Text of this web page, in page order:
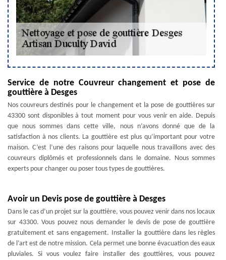
Service de notre Couvreur changement et pose de
gouttière à Desges
Nos couvreurs destinés pour le changement et la pose de gouttières sur
43300 sont disponibles à tout moment pour vous venir en aide. Depuis
que nous sommes dans cette ville, nous n’avons donné que de la
satisfaction à nos clients. La gouttière est plus qu’important pour votre
maison. C’est l’une des raisons pour laquelle nous travaillons avec des
couvreurs diplômés et professionnels dans le domaine. Nous sommes
experts pour changer ou poser tous types de gouttières.
Avoir un Devis pose de gouttière à Desges
Dans le cas d’un projet sur la gouttière, vous pouvez venir dans nos locaux
sur 43300. Vous pouvez nous demander le devis de pose de gouttière
gratuitement et sans engagement. Installer la gouttière dans les règles
de l’art est de notre mission. Cela permet une bonne évacuation des eaux
pluviales. Si vous voulez faire installer des gouttières, vous pouvez